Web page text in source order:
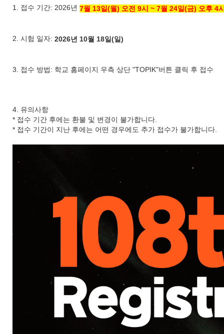
1. 접수 기간: 2026년 7월 13일(월) 오전 9시 ~ 7월 24일(금) 오후 4
2. 시험 일자: 2026년 10월 18일(일)
3. 접수 방법: 학교 홈페이지 우측 상단 "TOPIK"버튼 클릭 후 접수
4. 유의사항
* 접수 기간 후에는 환불 및 변경이 불가합니다.
* 접수 기간이 지난 후에는 어떤 경우에도 추가 접수가 불가합니다.